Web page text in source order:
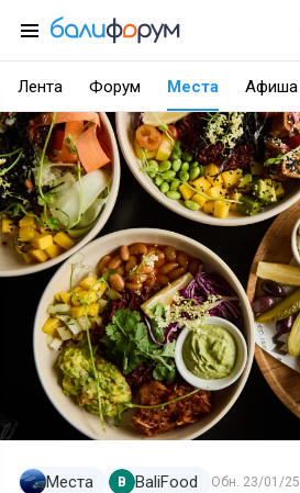
Лента Форум Места Афиша
Места B BaliFood Обн. 23/01/25